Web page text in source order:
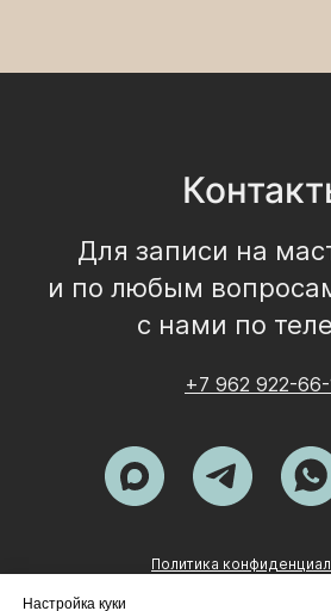
Настройка куки
Для записи на
и по любым
с нами по
+7 962 922-66-
Политика